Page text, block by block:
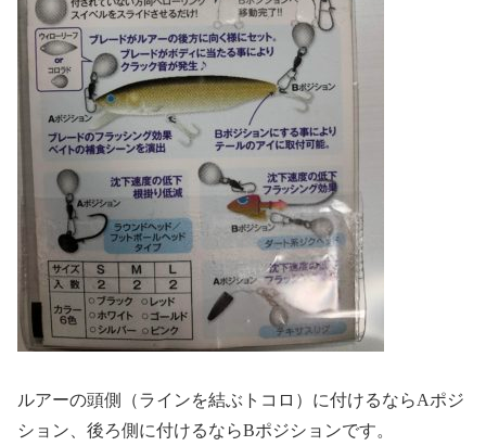
ルアーの頭側（ラインを結ぶトコロ）に付けるならAポジ
ション、後ろ側に付けるならBポジションです。